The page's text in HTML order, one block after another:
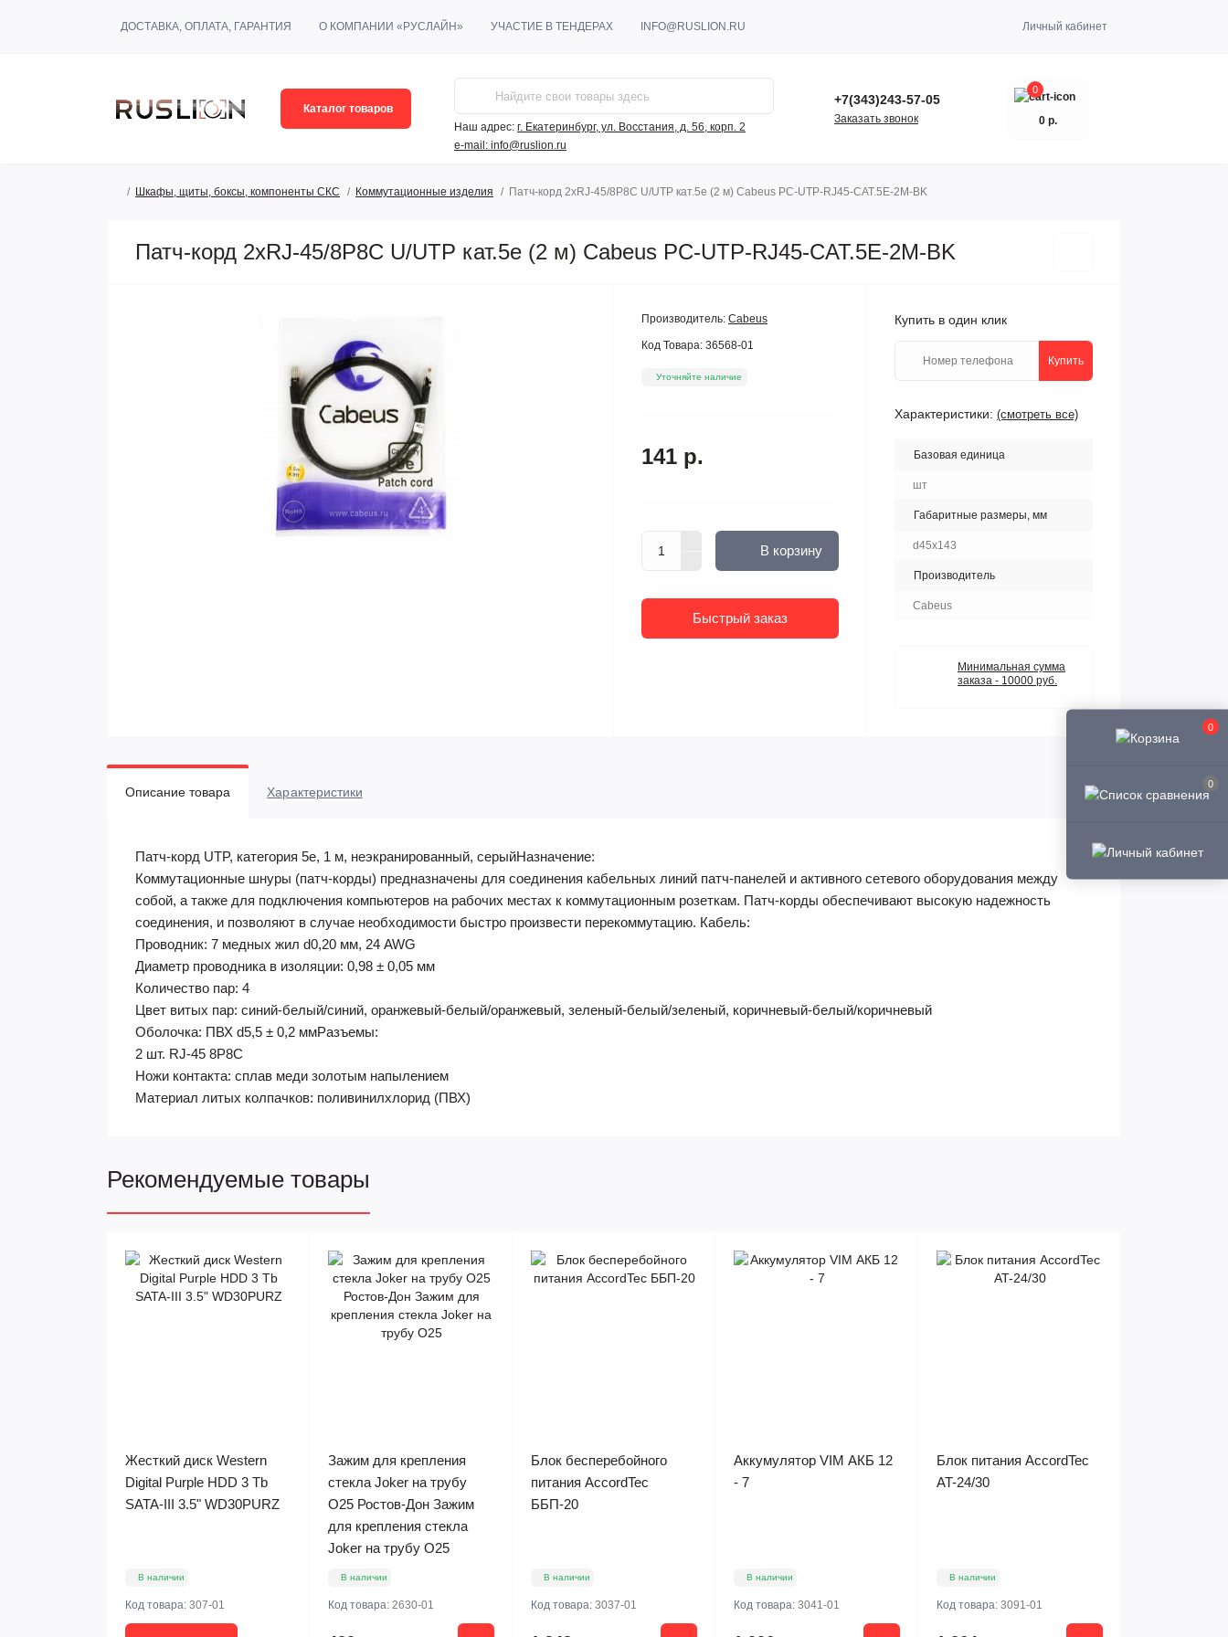
0
0
ДОСТАВКА, ОПЛАТА, ГАРАНТИЯ О КОМПАНИИ «РУСЛАЙН» УЧАСТИЕ В ТЕНДЕРАХ INFO@RUSLION.RU Личный кабинет
Каталог товаров
Наш адрес: г. Екатеринбург, ул. Восстания, д. 56, корп. 2
e-mail: info@ruslion.ru
+7(343)243-57-05
Заказать звонок
0
0 р.
Шкафы, щиты, боксы, компоненты СКС Коммутационные изделия Патч-корд 2xRJ-45/8P8C U/UTP кат.5е (2 м) Cabeus PC-UTP-RJ45-CAT.5E-2M-BK
Патч-корд 2xRJ-45/8P8C U/UTP кат.5е (2 м) Cabeus PC-UTP-RJ45-CAT.5E-2M-BK
Производитель: Cabeus
Код Товара: 36568-01
Уточняйте наличие
141 р.
В корзину
Быстрый заказ
Купить в один клик
Купить
Характеристики: (смотреть все)
Базовая единица
шт
Габаритные размеры, мм
d45x143
Производитель
Cabeus
Минимальная сумма
заказа - 10000 руб.
Описание товара Характеристики
Патч-корд UTP, категория 5e, 1 м, неэкранированный, серыйНазначение:
Коммутационные шнуры (патч-корды) предназначены для соединения кабельных линий патч-панелей и активного сетевого оборудования между
собой, а также для подключения компьютеров на рабочих местах к коммутационным розеткам. Патч-корды обеспечивают высокую надежность
соединения, и позволяют в случае необходимости быстро произвести перекоммутацию. Кабель:
Проводник: 7 медных жил d0,20 мм, 24 AWG
Диаметр проводника в изоляции: 0,98 ± 0,05 мм
Количество пар: 4
Цвет витых пар: синий-белый/синий, оранжевый-белый/оранжевый, зеленый-белый/зеленый, коричневый-белый/коричневый
Оболочка: ПВХ d5,5 ± 0,2 ммРазъемы:
2 шт. RJ-45 8P8C
Ножи контакта: сплав меди золотым напылением
Материал литых колпачков: поливинилхлорид (ПВХ)
Рекомендуемые товары
Жесткий диск Western
Digital Purple HDD 3 Tb
SATA-III 3.5" WD30PURZ
В наличии
Код товара: 307-01
Зажим для крепления
стекла Joker на трубу
O25 Ростов-Дон Зажим
для крепления стекла
Joker на трубу O25
В наличии
Код товара: 2630-01
Блок бесперебойного
питания AccordTec
ББП-20
В наличии
Код товара: 3037-01
Аккумулятор VIM АКБ 12
- 7
В наличии
Код товара: 3041-01
Блок питания AccordTec
AT-24/30
В наличии
Код товара: 3091-01